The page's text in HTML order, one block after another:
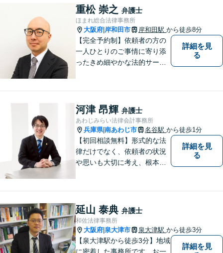
ご相談で土日祝・時間外対応
が可能です。
重松 崇之 弁護士
ほまれ総合法律事務所
大阪府 岸和田市 岸和田駅 から徒歩8分
【完全予約制】依頼者の方の
一人ひとりのご事情に寄り添
ったきめ細やかな法的サービ
分無料です。
詳細を見
る
河津 昂輝 弁護士
あわじみらい法律会計事務所
兵庫県|南あわじ市 名谷駅 から徒歩1分
【初回相談無料】形式的な法
律だけでなく、依頼者の状況
や思いも大切に考え、根本的
とりに合ったサポートを心が
けています。【夜間・休日相
談可能】【オンライン出張相
談可】
詳細を見
る
延山 泰典 弁護士
和佐法律事務所
大阪府 泉大津市 泉大津駅 から徒歩3分
【泉大津駅から徒歩3分】地域
に密着した事務所です。お一
詳細を見